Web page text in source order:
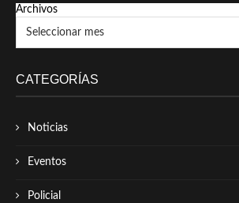
Archivos
CATEGORÍAS
Noticias
Eventos
Policial